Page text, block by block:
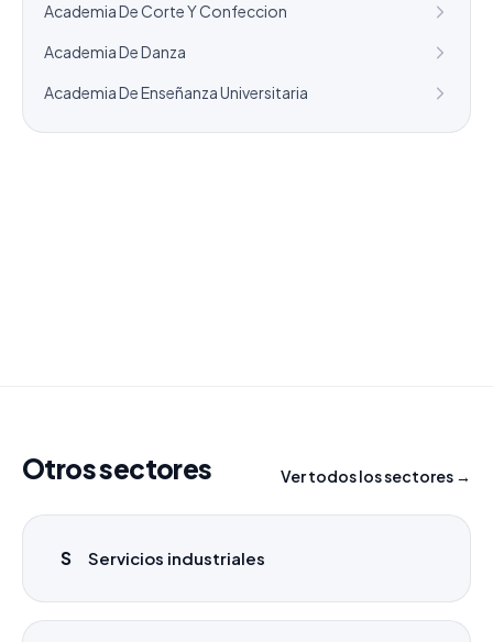
Academia De Corte Y Confeccion
Academia De Danza
Academia De Enseñanza Universitaria
Otros sectores Ver todos los sectores →
S Servicios industriales